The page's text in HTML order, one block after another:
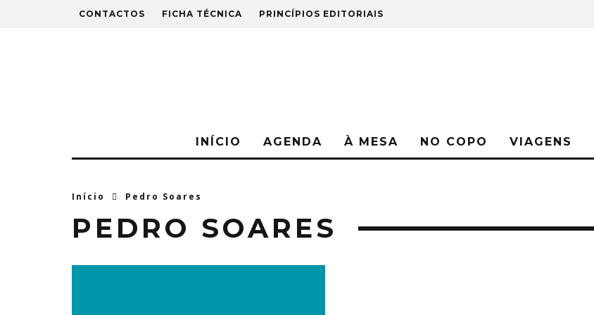
CONTACTOS FICHA TÉCNICA PRINCÍPIOS EDITORIAIS
INÍCIO AGENDA À MESA NO COPO VIAGENS
Início Pedro Soares
PEDRO SOARES